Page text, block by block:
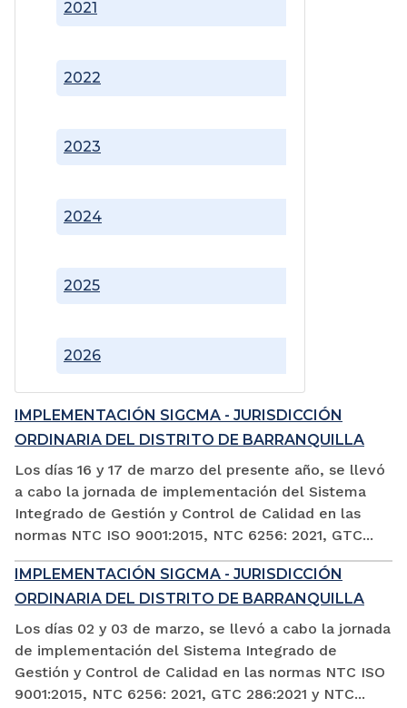
2021
2022
2023
2024
2025
2026
IMPLEMENTACIÓN SIGCMA - JURISDICCIÓN
ORDINARIA DEL DISTRITO DE BARRANQUILLA
Los días 16 y 17 de marzo del presente año, se llevó
a cabo la jornada de implementación del Sistema
Integrado de Gestión y Control de Calidad en las
normas NTC ISO 9001:2015, NTC 6256: 2021, GTC...
IMPLEMENTACIÓN SIGCMA - JURISDICCIÓN
ORDINARIA DEL DISTRITO DE BARRANQUILLA
Los días 02 y 03 de marzo, se llevó a cabo la jornada
de implementación del Sistema Integrado de
Gestión y Control de Calidad en las normas NTC ISO
9001:2015, NTC 6256: 2021, GTC 286:2021 y NTC...